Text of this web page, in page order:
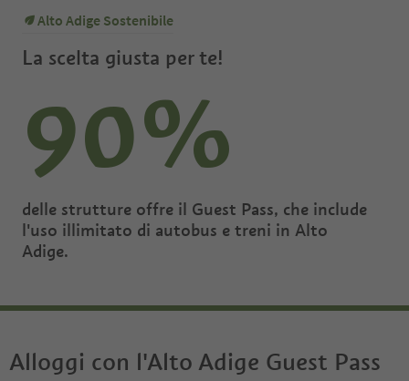
Alto Adige Sostenibile
La scelta giusta per te!
90%
delle strutture offre il Guest Pass, che include
l'uso illimitato di autobus e treni in Alto
Adige.
Alloggi con l'Alto Adige Guest Pass